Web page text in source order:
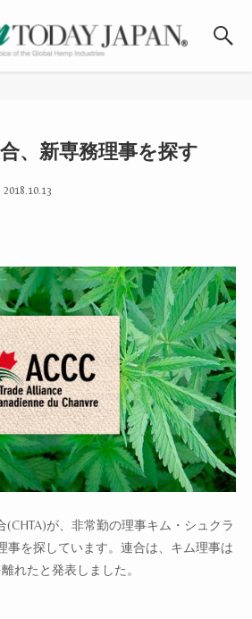
、新専務理事を探す
2018.10.13
(CHTA)が、非常勤の理事キム・シュクラ
事を探しています。連合は、キム理事は
れたと発表しました。